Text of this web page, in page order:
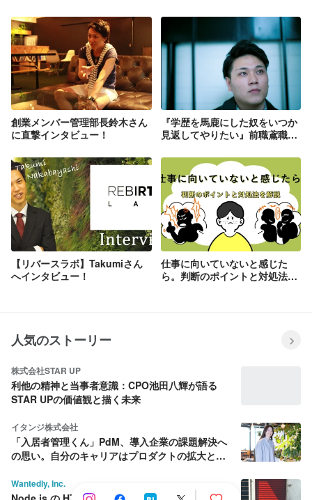
創業メンバー管理部長鈴木さん
に直撃インタビュー！
『学歴を馬鹿にした奴をいつか
見返してやりたい』前職鳶職だ
に！愛知から上京してリバース
ラボに入ろうと思ったキッカケ
は？
【リバースラボ】Takumiさん
へインタビュー！
仕事に向いていないと感じた
ら。判断のポイントと対処法を
人気のストーリー
株式会社STAR UP
利他の精神と当事者意識：CPO池田八輝が語る
STAR UPの価値観と描く未来
イタンジ株式会社
「入居者管理くん」PdM、導入企業の課題解決へ
の思い。自分のキャリアはプロダクトの拡大と共
Wantedly, Inc.